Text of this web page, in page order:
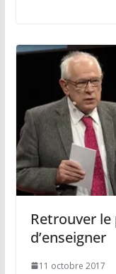
Retrouver le
d’enseigner
11 octobre 2017